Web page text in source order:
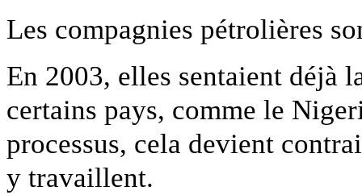
Les compagnies pétrolières
En 2003, elles sentaient déjà
certains pays, comme le
processus, cela devient
y travaillent.